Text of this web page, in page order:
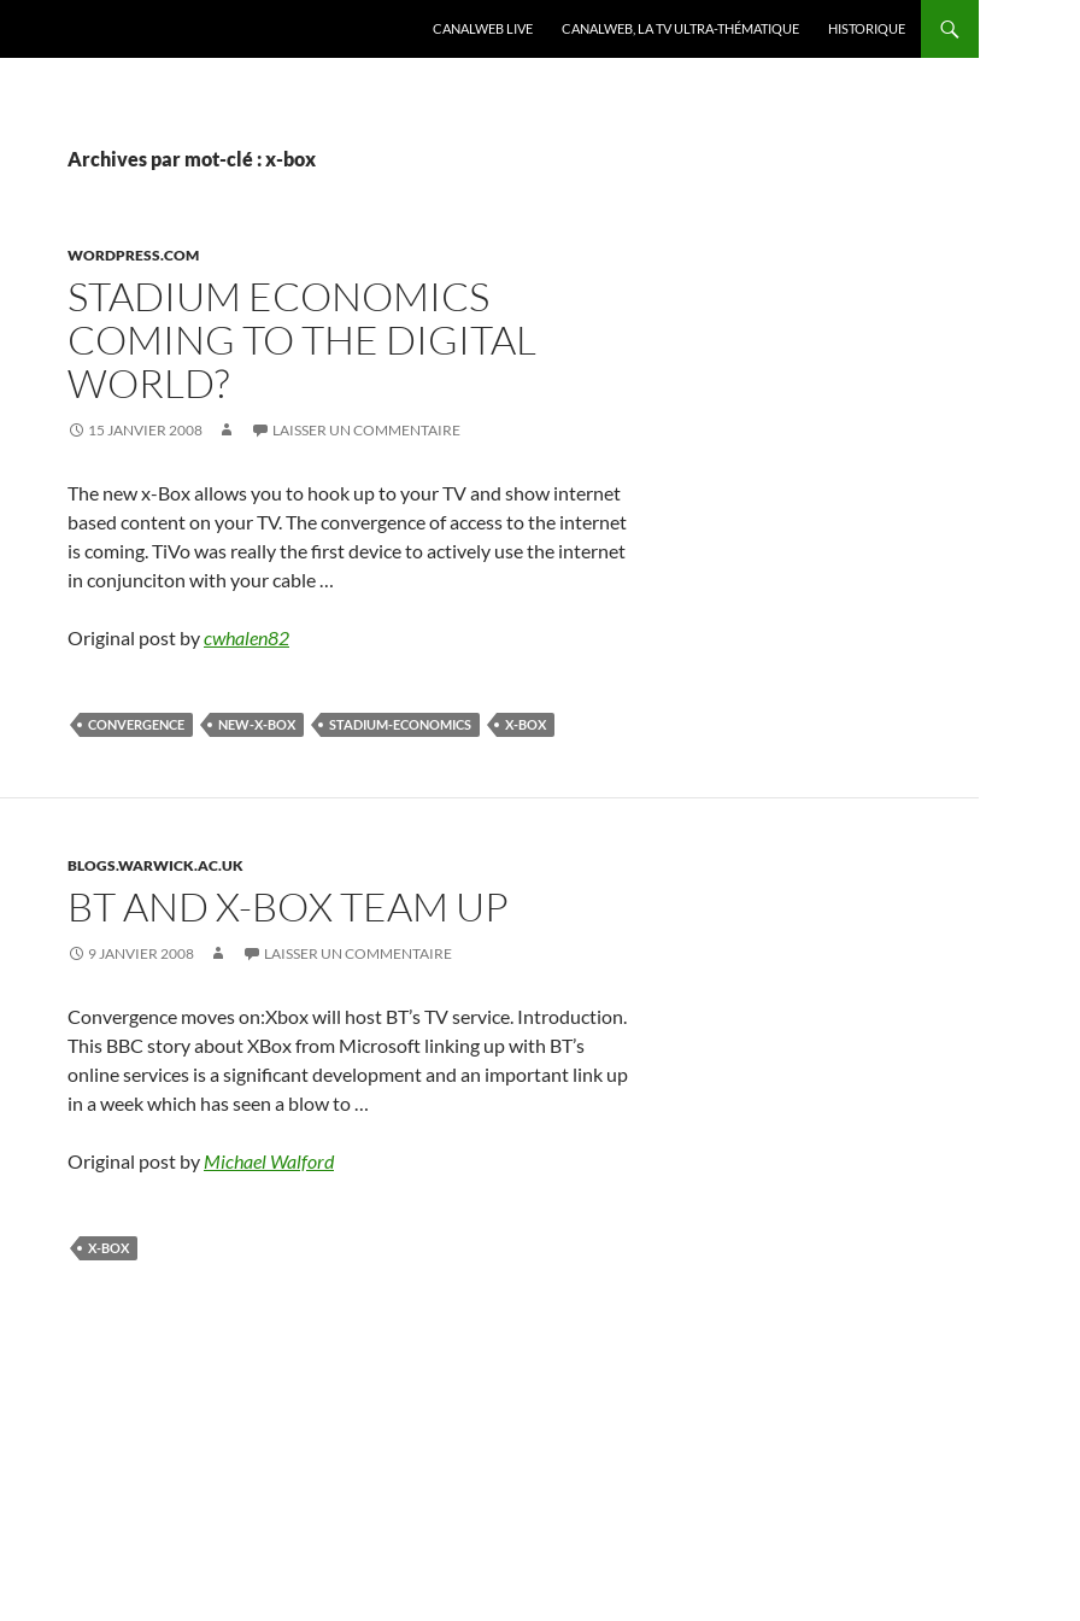
CANALWEB LIVE CANALWEB, LA TV ULTRA-THÉMATIQUE HISTORIQUE
Archives par mot-clé : x-box
WORDPRESS.COM
STADIUM ECONOMICS
COMING TO THE DIGITAL
WORLD?
15 JANVIER 2008 LAISSER UN COMMENTAIRE
The new x-Box allows you to hook up to your TV and show internet
based content on your TV. The convergence of access to the internet
is coming. TiVo was really the first device to actively use the internet
in conjunciton with your cable …
Original post bycwhalen82
CONVERGENCE NEW-X-BOX STADIUM-ECONOMICS X-BOX
BLOGS.WARWICK.AC.UK
BT AND X-BOX TEAM UP
9 JANVIER 2008 LAISSER UN COMMENTAIRE
Convergence moves on:Xbox will host BT’s TV service. Introduction.
This BBC story about XBox from Microsoft linking up with BT’s
online services is a significant development and an important link up
in a week which has seen a blow to …
Original post by Michael Walford
X-BOX